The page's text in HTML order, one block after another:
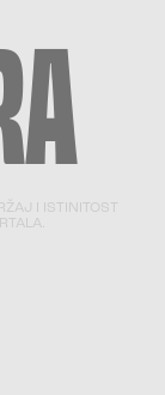
I ISTINITOST